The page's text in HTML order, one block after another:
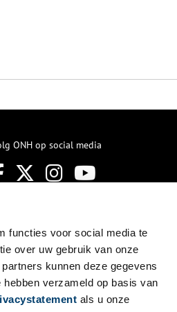
functies voor social media te
over uw gebruik van onze
kunnen deze gegevens
verzameld op basis van
als u onze
ONH op social media